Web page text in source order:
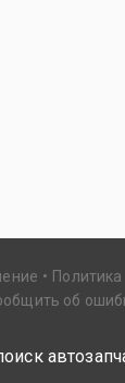
Политика
об